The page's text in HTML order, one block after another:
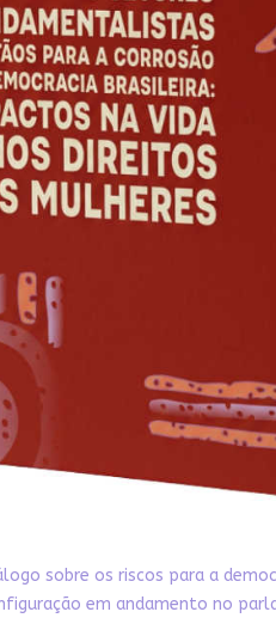
sobre os riscos para a
em andamento no